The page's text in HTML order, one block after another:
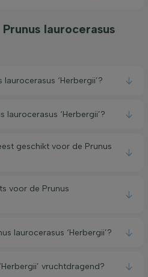
laurocerasus
‘Herbergii’?
‘Herbergii’?
geschikt voor de Prunus
voor de Prunus
laurocerasus ‘Herbergii’?
vruchtdragend?